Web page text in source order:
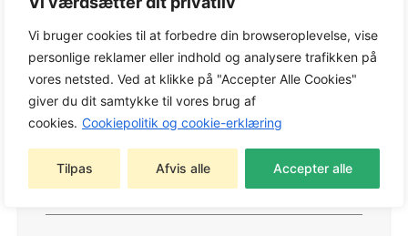
Vi bruger cookies til at forbedre din browseroplevelse, vise
personlige reklamer eller indhold og analysere trafikken på
vores netsted. Ved at klikke på "Accepter Alle Cookies"
giver du dit samtykke til vores brug af
cookies. Cookiepolitik og cookie-erklæring
Tilpas Afvis alle Accepter alle
Vægt 2,071 kg
Størrelse 2,3 × 1,2 cm
Batteri
Batteriserie